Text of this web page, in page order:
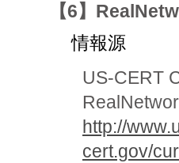
【6】
情報源
US-CERT
http://
cert.gov/